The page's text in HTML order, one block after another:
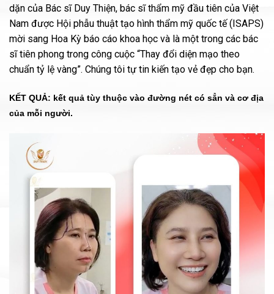
dặn của Bác sĩ Duy Thiện, bác sĩ thẩm mỹ đầu tiên của Việt
Nam được Hội phẫu thuật tạo hình thẩm mỹ quốc tế (ISAPS)
mời sang Hoa Kỳ báo cáo khoa học và là một trong các bác
sĩ tiên phong trong công cuộc “Thay đổi diện mạo theo
chuẩn tỷ lệ vàng”. Chúng tôi tự tin kiến tạo vẻ đẹp cho bạn.
KẾT QUẢ: kết quả tùy thuộc vào đường nét có sẳn và cơ địa
của mỗi người.